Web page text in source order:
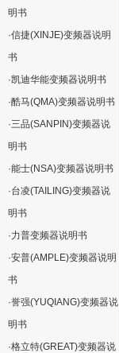
明书
·信捷(XINJE)变频器说明
书
·凯迪华能变频器说明书
·酷马(QMA)变频器说明书
·三品(SANPIN)变频器说
明书
·能士(NSA)变频器说明书
·台凌(TAILING)变频器说
明书
·力普变频器说明书
·安普(AMPLE)变频器说明
书
·誉强(YUQIANG)变频器说
明书
·格立特(GREAT)变频器说